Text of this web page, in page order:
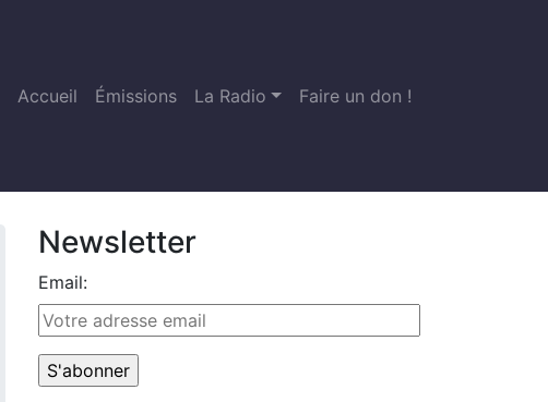
Accueil Émissions La Radio Faire un don !
Newsletter
Email: